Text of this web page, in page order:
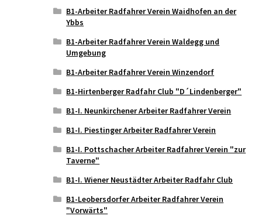
B1-Arbeiter Radfahrer Verein Waidhofen an der
Ybbs
B1-Arbeiter Radfahrer Verein Waldegg und
Umgebung
B1-Arbeiter Radfahrer Verein Winzendorf
B1-Hirtenberger Radfahr Club "D´Lindenberger"
B1-I. Neunkirchener Arbeiter Radfahrer Verein
B1-I. Piestinger Arbeiter Radfahrer Verein
B1-I. Pottschacher Arbeiter Radfahrer Verein "zur
Taverne"
B1-I. Wiener Neustädter Arbeiter Radfahr Club
B1-Leobersdorfer Arbeiter Radfahrer Verein
"Vorwärts"